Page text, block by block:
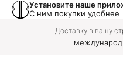
Установите наше
С ним покупки удобнее
Доставку в вашу